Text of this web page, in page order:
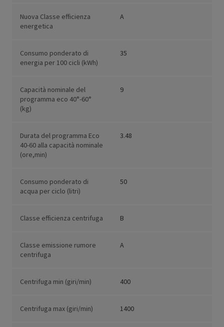
Nuova Classe efficienza
energetica
A
Consumo ponderato di
energia per 100 cicli (kWh)
35
Capacità nominale del
programma eco 40°-60°
(kg)
9
Durata del programma Eco
40-60 alla capacità nominale
(ore,min)
3.48
Consumo ponderato di
acqua per ciclo (litri)
50
Classe efficienza centrifuga B
Classe emissione rumore
centrifuga
A
Centrifuga min (giri/min) 400
Centrifuga max (giri/min) 1400